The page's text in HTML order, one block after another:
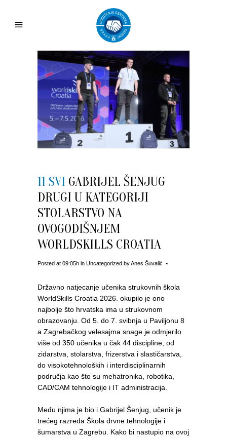
11 SVI GABRIJEL ŠENJUG
DRUGI U KATEGORIJI
STOLARSTVO NA
OVOGODIŠNJEM
WORLDSKILLS CROATIA
Posted at 09:05h in Uncategorized byAnes Šuvalić
Državno natjecanje učenika strukovnih škola
WorldSkills Croatia 2026. okupilo je ono
najbolje što hrvatska ima u strukovnom
obrazovanju. Od 5. do 7. svibnja u Paviljonu 8
a Zagrebačkog velesajma snage je odmjerilo
više od 350 učenika u čak 44 discipline, od
zidarstva, stolarstva, frizerstva i slastičarstva,
do visokotehnoloških i interdisciplinarnih
područja kao što su mehatronika, robotika,
CAD/CAM tehnologije i IT administracija.
Među njima je bio i Gabrijel Šenjug, učenik je
trećeg razreda Škola drvne tehnologije i
šumarstva u Zagrebu. Kako bi nastupio na ovoj